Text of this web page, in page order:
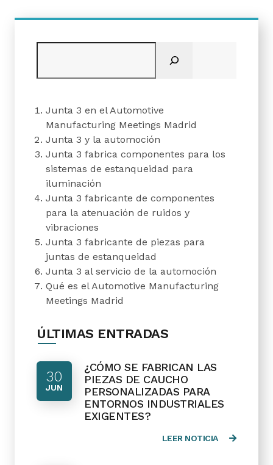
Junta 3 en el Automotive
Manufacturing Meetings Madrid
Junta 3 y la automoción
Junta 3 fabrica componentes para los
sistemas de estanqueidad para
iluminación
Junta 3 fabricante de componentes
para la atenuación de ruidos y
vibraciones
Junta 3 fabricante de piezas para
juntas de estanqueidad
Junta 3 al servicio de la automoción
Qué es el Automotive Manufacturing
Meetings Madrid
ÚLTIMAS ENTRADAS
30
JUN
¿CÓMO SE FABRICAN LAS
PIEZAS DE CAUCHO
PERSONALIZADAS PARA
ENTORNOS INDUSTRIALES
EXIGENTES?
LEER NOTICIA